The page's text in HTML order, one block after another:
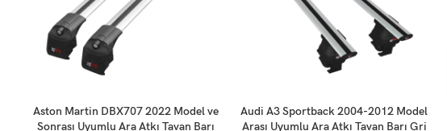
SEPETE EKLE
Aston Martin DBX707 2022 Model ve
Sonrası Uyumlu Ara Atkı Tavan Barı
SEPETE EKLE
Audi A3 Sportback 2004-2012 Model
Arası Uyumlu Ara Atkı Tavan Barı Gri